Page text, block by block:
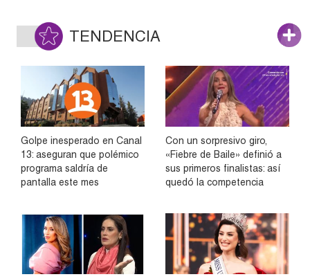
TENDENCIA
Golpe inesperado en Canal
13: aseguran que polémico
programa saldría de
pantalla este mes
Con un sorpresivo giro,
«Fiebre de Baile» definió a
sus primeros finalistas: así
quedó la competencia